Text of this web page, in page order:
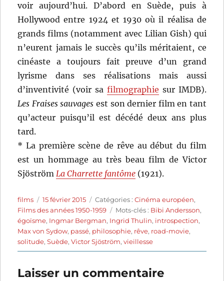
voir aujourd’hui. D’abord en Suède, puis à
Hollywood entre 1924 et 1930 où il réalisa de
grands films (notamment avec Lilian Gish) qui
n’eurent jamais le succès qu’ils méritaient, ce
cinéaste a toujours fait preuve d’un grand
lyrisme dans ses réalisations mais aussi
d’inventivité (voir sa filmographie sur IMDB).
Les Fraises sauvages est son dernier film en tant
qu’acteur puisqu’il est décédé deux ans plus
tard.
* La première scène de rêve au début du film
est un hommage au très beau film de Victor
SjöströmLa Charrette fantôme (1921).
Auteur
films
Publié
le
15 février 2015 Catégories
Catégories :Cinéma européen,
Films des années 1950-1959
Étiquettes
Mots-clés : Bibi Andersson,
égoïsme, Ingmar Bergman, Ingrid Thulin, introspection,
Max von Sydow, passé, philosophie, rêve, road-movie,
solitude,Suède,Victor Sjöström,vieillesse
Laisser un commentaire